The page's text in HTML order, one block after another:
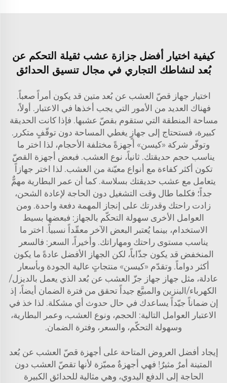
كيفية اختيار أفضل جزازة عشب ثقيلة التحكم عن
بُعد لنشاطك التجاري في مجال تنسيق الحدائق
اختيار جهاز قصّ العشب عن بُعد متين قد يكون أمراً صعباً.
فهناك العديد من الأمور التي يجب أخذها في الاعتبار. أولاً،
مساحة المنطقة التي ستقوم بقصّ عشبها. فإذا كانت الحديقة
كبيرة، فستحتاج إلى جهازٍ يغطي المساحة دون توقّفٍ متكرر.
وتوفّر شركة «كيسن» أجهزةً مختلفة الأحجام، لذا اختر ما
يناسب حجم حديقتك. ثانياً، نوع العشب. فبعض أجهزة القصّ
تكون أكثر كفاءة مع أنواع معيّنة من العشب. لذا اختر جهازاً
يتعامل مع عشب حديقتك بسلاسة. كما أن عمر البطارية مهمٌّ
جداً؛ فكلما طال وقت التشغيل دون الحاجة لإعادة الشحن،
زادت راحتك وقدرتك على إنجاز المهمة دفعة واحدة. ومن
العوامل الأخرى سهولة التحكّم بالجهاز: فبعضها بسيط
الاستخدام، بينما يُعتبر البعض الآخر معقّداً نسبياً. اختر ما
يناسب مستوى راحتك ومهاراتك. وأخيراً، السعر: فالسعر
المنخفض قد يكون جذّاباً، لكن الجهاز الأفضل عادةً ما يكون
أكثر دواماً. وتقدّم «كيسن» منتجاتٍ عالية الجودة وبأسعار
عادلة، مثل جهاز جهاز جزّ العشب عن بُعد الذي يعمل بالديزل/
الكهرباء/البنزين والمبيَّع جيداً تحقق من فترة الضمان أيضاً، إذ
إن ضماناً جيّداً يساعدك في حال حدوث أي مشكلة. لذا خذ في
الاعتبار العوامل التالية: الحجم، ونوع العشب، وعمر البطارية،
وسهولة التحكّم، والسعر، وفترة الضمان.
إيجاد أفضل العروض المتاحة على أجهزة قصّ العشب عن بُعد
المتينة أمرٌ مثيرٌ! فهي أجهزةٌ مميّزة لأنها تقصّ العشب دون
الحاجة إلى الدفع اليدوي، وهي مثالية للحدائق الكبيرة